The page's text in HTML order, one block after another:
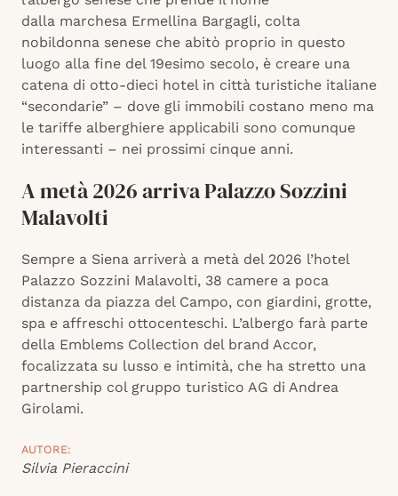
dalla marchesa Ermellina Bargagli, colta
nobildonna senese che abitò proprio in questo
luogo alla fine del 19esimo secolo, è creare una
catena di otto-dieci hotel in città turistiche italiane
“secondarie” – dove gli immobili costano meno ma
le tariffe alberghiere applicabili sono comunque
interessanti – nei prossimi cinque anni.
A metà 2026 arriva Palazzo Sozzini
Malavolti
Sempre a Siena arriverà a metà del 2026 l’hotel
Palazzo Sozzini Malavolti, 38 camere a poca
distanza da piazza del Campo, con giardini, grotte,
spa e affreschi ottocenteschi. L’albergo farà parte
della Emblems Collection del brand Accor,
focalizzata su lusso e intimità, che ha stretto una
partnership col gruppo turistico AG di Andrea
Girolami.
AUTORE:
Silvia Pieraccini